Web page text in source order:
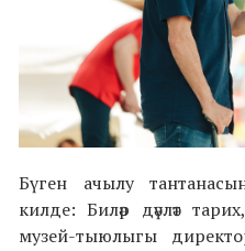
Бүген ачылу
килде: Биләр дәүләт
музей-тыюлыгы